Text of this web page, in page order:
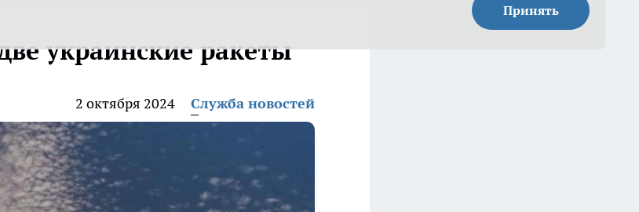
Принять
украинские ракеты
2 октября 2024 Служба новостей